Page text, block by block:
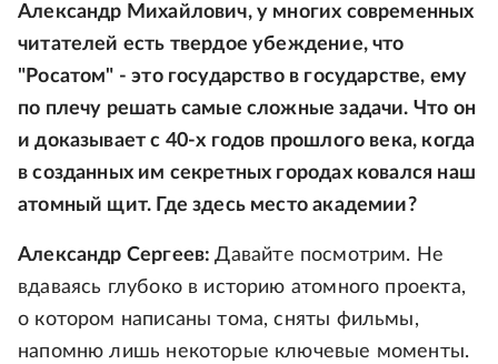
Александр Михайлович, у многих современных
читателей есть твердое убеждение, что
"Росатом" - это государство в государстве, ему
по плечу решать самые сложные задачи. Что он
и доказывает с 40-х годов прошлого века, когда
в созданных им секретных городах ковался наш
атомный щит. Где здесь место академии?
Александр Сергеев:Давайте посмотрим. Не
вдаваясь глубоко в историю атомного проекта,
о котором написаны тома, сняты фильмы,
напомню лишь некоторые ключевые моменты.